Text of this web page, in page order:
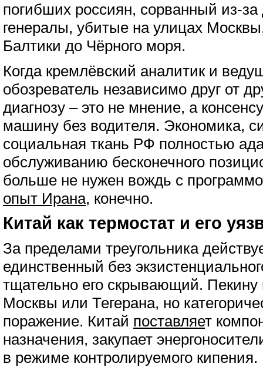
погибших россиян, сорванный из-
генералы, убитые на улицах
Балтики до Чёрного моря.
Когда кремлёвский аналитик и
обозреватель независимо друг от
диагнозу – это не мнение, а
машину без водителя. Экономика,
социальная ткань РФ полностью
обслуживанию бесконечного
больше не нужен вождь с
опыт Ирана, конечно.
Китай как термостат и его
За пределами треугольника
единственный без
тщательно его скрывающий. Пекину
Москвы или Тегерана, но
поражение. Китай поставляет
назначения, закупает
в режиме контролируемого кипения.